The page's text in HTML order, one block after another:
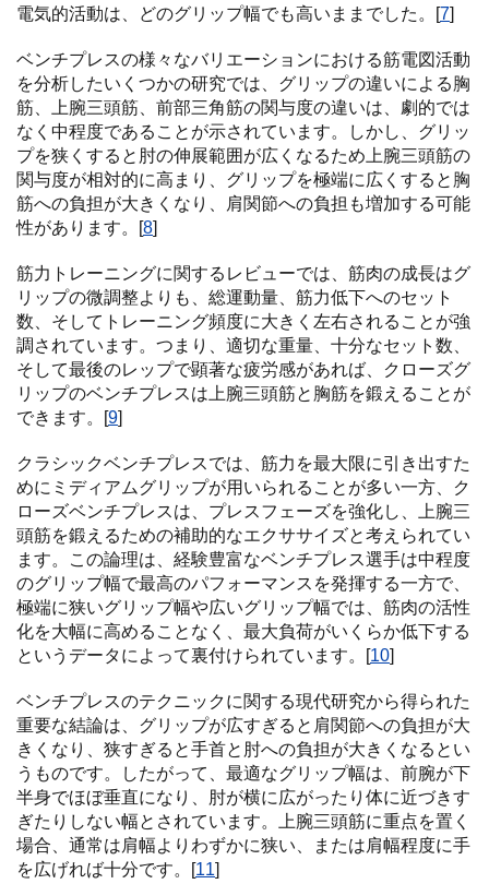
電気的活動は、どのグリップ幅でも高いままでした。[7]
ベンチプレスの様々なバリエーションにおける筋電図活動
を分析したいくつかの研究では、グリップの違いによる胸
筋、上腕三頭筋、前部三角筋の関与度の違いは、劇的では
なく中程度であることが示されています。しかし、グリッ
プを狭くすると肘の伸展範囲が広くなるため上腕三頭筋の
関与度が相対的に高まり、グリップを極端に広くすると胸
筋への負担が大きくなり、肩関節への負担も増加する可能
性があります。[8]
筋力トレーニングに関するレビューでは、筋肉の成長はグ
リップの微調整よりも、総運動量、筋力低下へのセット
数、そしてトレーニング頻度に大きく左右されることが強
調されています。つまり、適切な重量、十分なセット数、
そして最後のレップで顕著な疲労感があれば、クローズグ
リップのベンチプレスは上腕三頭筋と胸筋を鍛えることが
できます。[9]
クラシックベンチプレスでは、筋力を最大限に引き出すた
めにミディアムグリップが用いられることが多い一方、ク
ローズベンチプレスは、プレスフェーズを強化し、上腕三
頭筋を鍛えるための補助的なエクササイズと考えられてい
ます。この論理は、経験豊富なベンチプレス選手は中程度
のグリップ幅で最高のパフォーマンスを発揮する一方で、
極端に狭いグリップ幅や広いグリップ幅では、筋肉の活性
化を大幅に高めることなく、最大負荷がいくらか低下する
というデータによって裏付けられています。[10]
ベンチプレスのテクニックに関する現代研究から得られた
重要な結論は、グリップが広すぎると肩関節への負担が大
きくなり、狭すぎると手首と肘への負担が大きくなるとい
うものです。したがって、最適なグリップ幅は、前腕が下
半身でほぼ垂直になり、肘が横に広がったり体に近づきす
ぎたりしない幅とされています。上腕三頭筋に重点を置く
場合、通常は肩幅よりわずかに狭い、または肩幅程度に手
を広げれば十分です。[11]